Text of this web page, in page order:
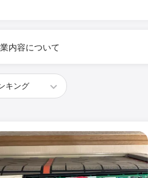
内容について